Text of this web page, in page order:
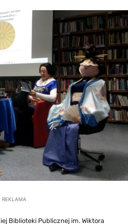
REKLAMA
Biblioteki Publicznej im. Wiktora